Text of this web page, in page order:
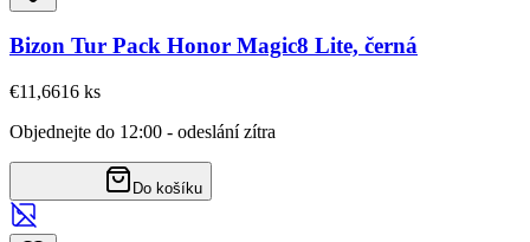
Bizon Tur Pack Honor Magic8 Lite, černá
€11,6616 ks
Objednejte do 12:00 - odeslání zítra
Do košíku